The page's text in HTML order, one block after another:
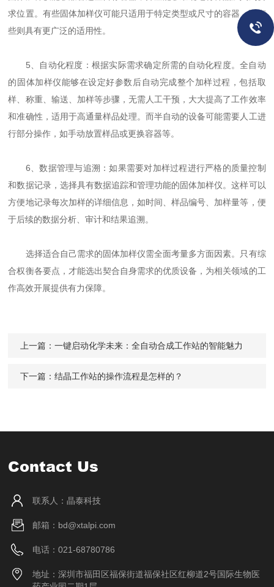
求位置。有些固体加样仪可能只适用于特定类型或尺寸的容器，而有
些则具有更广泛的适用性。
5、自动化程度：根据实际需求确定所需的自动化程度。全自动
的固体加样仪能够在设定好参数后自动完成整个加样过程，包括取
样、称重、输送、加样等步骤，无需人工干预，大大提高了工作效率
和准确性，适用于高通量样品处理。而半自动的设备可能需要人工进
行部分操作，如手动放置样品或更换容器等。
6、数据管理与追溯：如果需要对加样过程进行严格的质量控制
和数据记录，选择具有数据追踪和管理功能的固体加样仪。这样可以
方便地记录每次加样的详细信息，如时间、样品编号、加样量等，便
于后续的数据分析、审计和结果追溯。
选择适合自己需求的固体加样仪需全面考量多方面因素。只有综
合权衡各要点，才能选出契合自身需求的优质设备，为相关领域的工
作高效开展提供有力保障。
上一篇：一键启动化学未来：全自动合成工作站的智能魅力
下一篇：结晶工作站的操作流程是怎样的？
Contact Us
联系人：晶泰科技
邮箱：bd@xtalpi.com
电话：021-68780786
地址：深圳市福田区福保街道福保社区红柳道2号国际生物医